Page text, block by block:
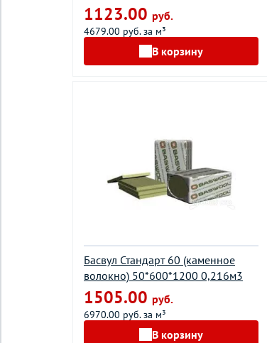
1123.00 руб.
4679.00 руб. за м³
В корзину
Басвул Стандарт 60 (каменное
волокно) 50*600*1200 0,216м3
1505.00 руб.
6970.00 руб. за м³
В корзину